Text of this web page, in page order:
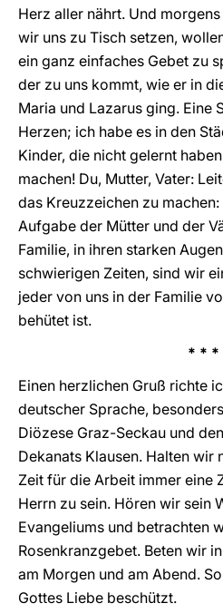
Herz aller nährt. Und
wir uns zu Tisch setzen,
ein ganz einfaches Gebet zu
der zu uns kommt, wie er in
Maria und Lazarus ging. Eine
Herzen; ich habe es in den
Kinder, die nicht gelernt
machen! Du, Mutter, Vater:
das Kreuzzeichen zu
Aufgabe der Mütter und der
Familie, in ihren starken
schwierigen Zeiten, sind wir
jeder von uns in der Familie
behütet ist.
* * *
Einen herzlichen Gruß richte
deutscher Sprache,
Diözese Graz-Seckau und
Dekanats Klausen. Halten wir
Zeit für die Arbeit immer eine
Herrn zu sein. Hören wir sein
Evangeliums und betrachten
Rosenkranzgebet. Beten wir
am Morgen und am Abend.
Gottes Liebe beschützt.